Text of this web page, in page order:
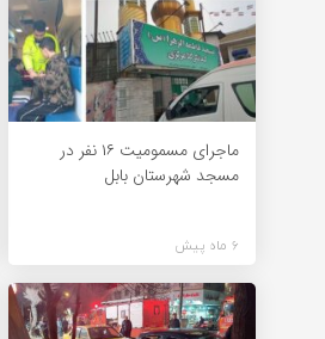
ماجرای مسمومیت ۱۶ نفر در
مسجد شهرستان بابل
6 ماه پیش